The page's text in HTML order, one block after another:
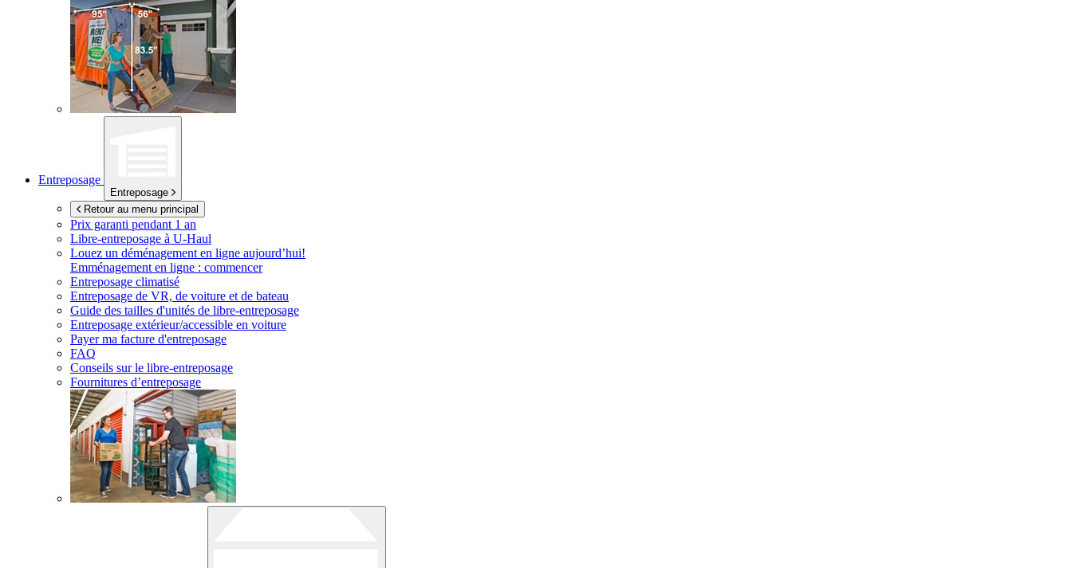
Entreposage
Entreposage
Retour au menu principal
Prix garanti pendant 1 an
Libre-entreposage à U-Haul
Louez un déménagement en ligne aujourd’hui!
Emménagement en ligne : commencer
Entreposage climatisé
Entreposage de VR, de voiture et de bateau
Guide des tailles d'unités de libre-entreposage
Entreposage extérieur/accessible en voiture
Payer ma facture d'entreposage
FAQ
Conseils sur le libre-entreposage
Fournitures d’entreposage